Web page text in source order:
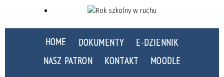
HOME DOKUMENTY
E-DZIENNIK
NASZ PATRON
KONTAKT MOODLE